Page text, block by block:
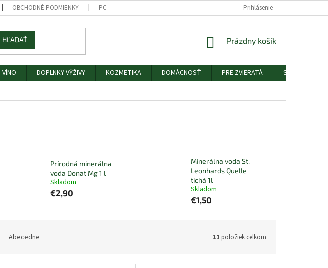
OBCHODNÉ PODMIENKY PODMIENKY OCHRANY OSOBNÝCH ÚDAJOV ODSTÚPENIE OD ZMLUVY
Prihlásenie
HĽADAŤ
NÁKUPNÝ
Prázdny košík
VÍNO DOPLNKY VÝŽIVY KOZMETIKA DOMÁCNOSŤ PRE ZVIERATÁ
SEMIENKA NA
Prírodná minerálna
voda Donat Mg 1 l
Skladom
€2,90
Minerálna voda St.
Leonhards Quelle
tichá 1l
Skladom
€1,50
Abecedne 11 položiek celkom